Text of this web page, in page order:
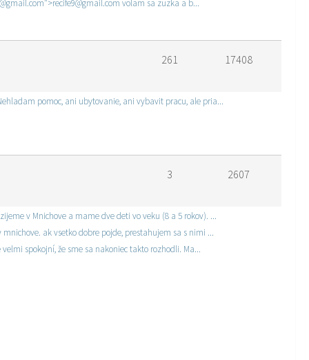
volam sa zuzka a b...
17408
261
pomoc, ani ubytovanie, ani vybavit pracu, ale pria...
2607
3
v Mnichove a mame dve deti vo veku (8 a 5 rokov). ...
ak vsetko dobre pojde, prestahujem sa s nimi ...
spokojní, že sme sa nakoniec takto rozhodli. Ma...